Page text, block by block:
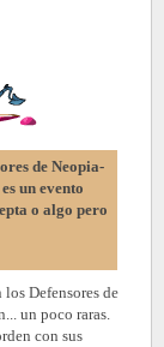
de Neopia-
un evento
o algo pero
Defensores de
un poco raras.
con sus